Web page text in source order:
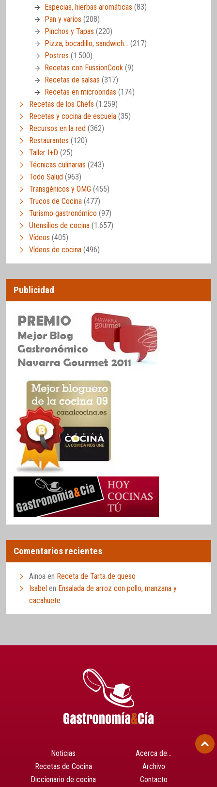
Especias, hierbas aromáticas (83)
Pan y varios (208)
Pinchos y Tapas (220)
Pizza, bocadillo, sandwich… (217)
Postres (1.500)
Recetas con FussionCook (9)
Recetas de salsas (317)
Recetas en microondas (174)
Recetas de los Chefs (1.259)
Recetas y cocina de escuela (35)
Recursos en la red (362)
Restaurantes (120)
Taller I+D (25)
Técnicas culinarias (243)
Todo Salud (963)
Transgénicos y OMG (455)
Trucos de Cocina (477)
Turismo gastronómico (97)
Utensilios de cocina (1.657)
Vídeos (405)
Vídeos de cocina (496)
Publicidad
Comentarios recientes
Ainoa en Receta de Tarta de queso
Isabel en Ensalada de arroz con pollo, manzana y
cacahuete
Noticias
Recetas de Cocina
Diccionario de cocina
Acerca de…
Archivo
Contacto